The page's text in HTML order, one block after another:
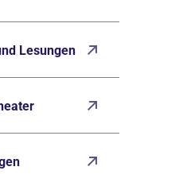
Lesungen